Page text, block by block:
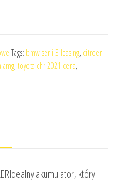
Tags: bmw serii 3 leasing, citroen
amg, toyota chr 2021 cena,
akumulator, który